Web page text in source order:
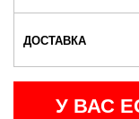
ДОСТАВКА
У ВАС